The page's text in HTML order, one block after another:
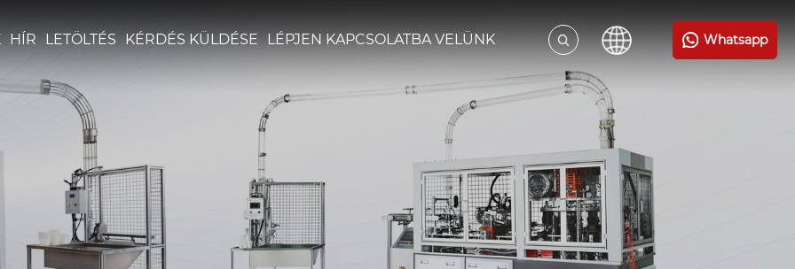
HÍR LETÖLTÉS KÉRDÉS KÜLDÉSE LÉPJEN KAPCSOLATBA VELÜNK Whatsapp